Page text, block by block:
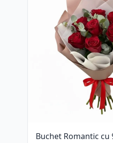
Buchet Romantic cu